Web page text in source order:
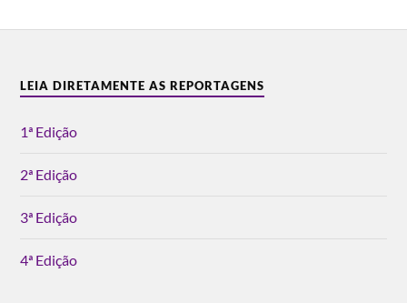
LEIA DIRETAMENTE AS REPORTAGENS
1ª Edição
2ª Edição
3ª Edição
4ª Edição